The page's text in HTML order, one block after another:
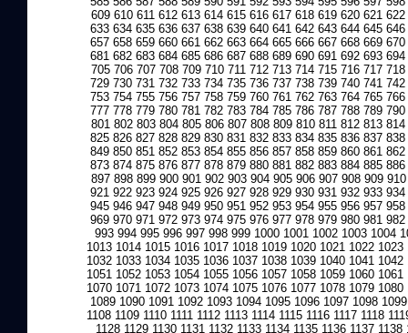
609 610 611 612 613 614 615 616 617 618 619 620 621 622
633 634 635 636 637 638 639 640 641 642 643 644 645 646
657 658 659 660 661 662 663 664 665 666 667 668 669 670
681 682 683 684 685 686 687 688 689 690 691 692 693 694
705 706 707 708 709 710 711 712 713 714 715 716 717 718
729 730 731 732 733 734 735 736 737 738 739 740 741 742
753 754 755 756 757 758 759 760 761 762 763 764 765 766
777 778 779 780 781 782 783 784 785 786 787 788 789 790
801 802 803 804 805 806 807 808 809 810 811 812 813 814
825 826 827 828 829 830 831 832 833 834 835 836 837 838
849 850 851 852 853 854 855 856 857 858 859 860 861 862
873 874 875 876 877 878 879 880 881 882 883 884 885 886
897 898 899 900 901 902 903 904 905 906 907 908 909 910
921 922 923 924 925 926 927 928 929 930 931 932 933 934
945 946 947 948 949 950 951 952 953 954 955 956 957 958
969 970 971 972 973 974 975 976 977 978 979 980 981 982
993 994 995 996 997 998 999 1000 1001 1002 1003 1004
1013 1014 1015 1016 1017 1018 1019 1020 1021 1022 1023
1032 1033 1034 1035 1036 1037 1038 1039 1040 1041 1042
1051 1052 1053 1054 1055 1056 1057 1058 1059 1060 1061
1070 1071 1072 1073 1074 1075 1076 1077 1078 1079 1080
1089 1090 1091 1092 1093 1094 1095 1096 1097 1098 1099
1108 1109 1110 1111 1112 1113 1114 1115 1116 1117 1118
1128 1129 1130 1131 1132 1133 1134 1135 1136 1137 1138